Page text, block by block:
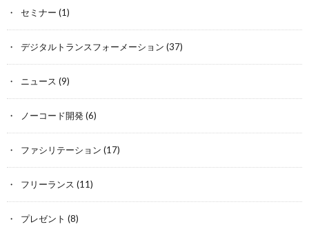
セミナー (1)
デジタルトランスフォーメーション (37)
ニュース (9)
ノーコード開発(6)
ファシリテーション (17)
フリーランス (11)
プレゼント (8)